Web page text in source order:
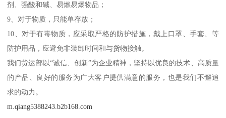
剂、强酸和碱、易燃易爆物品；
9、对于物质，只能单存放；
10、对于有毒物质，应采取严格的防护措施，戴上口罩、手套、等
防护用品，应避免非装卸时间和与货物接触。
我们货运部以“诚信、创新”为企业精神，坚持以优良的技术、高质量
的产品、良好的服务为广大客户提供满意的服务，也是我们不懈追
求的动力。
m.qiang5388243.b2b168.com